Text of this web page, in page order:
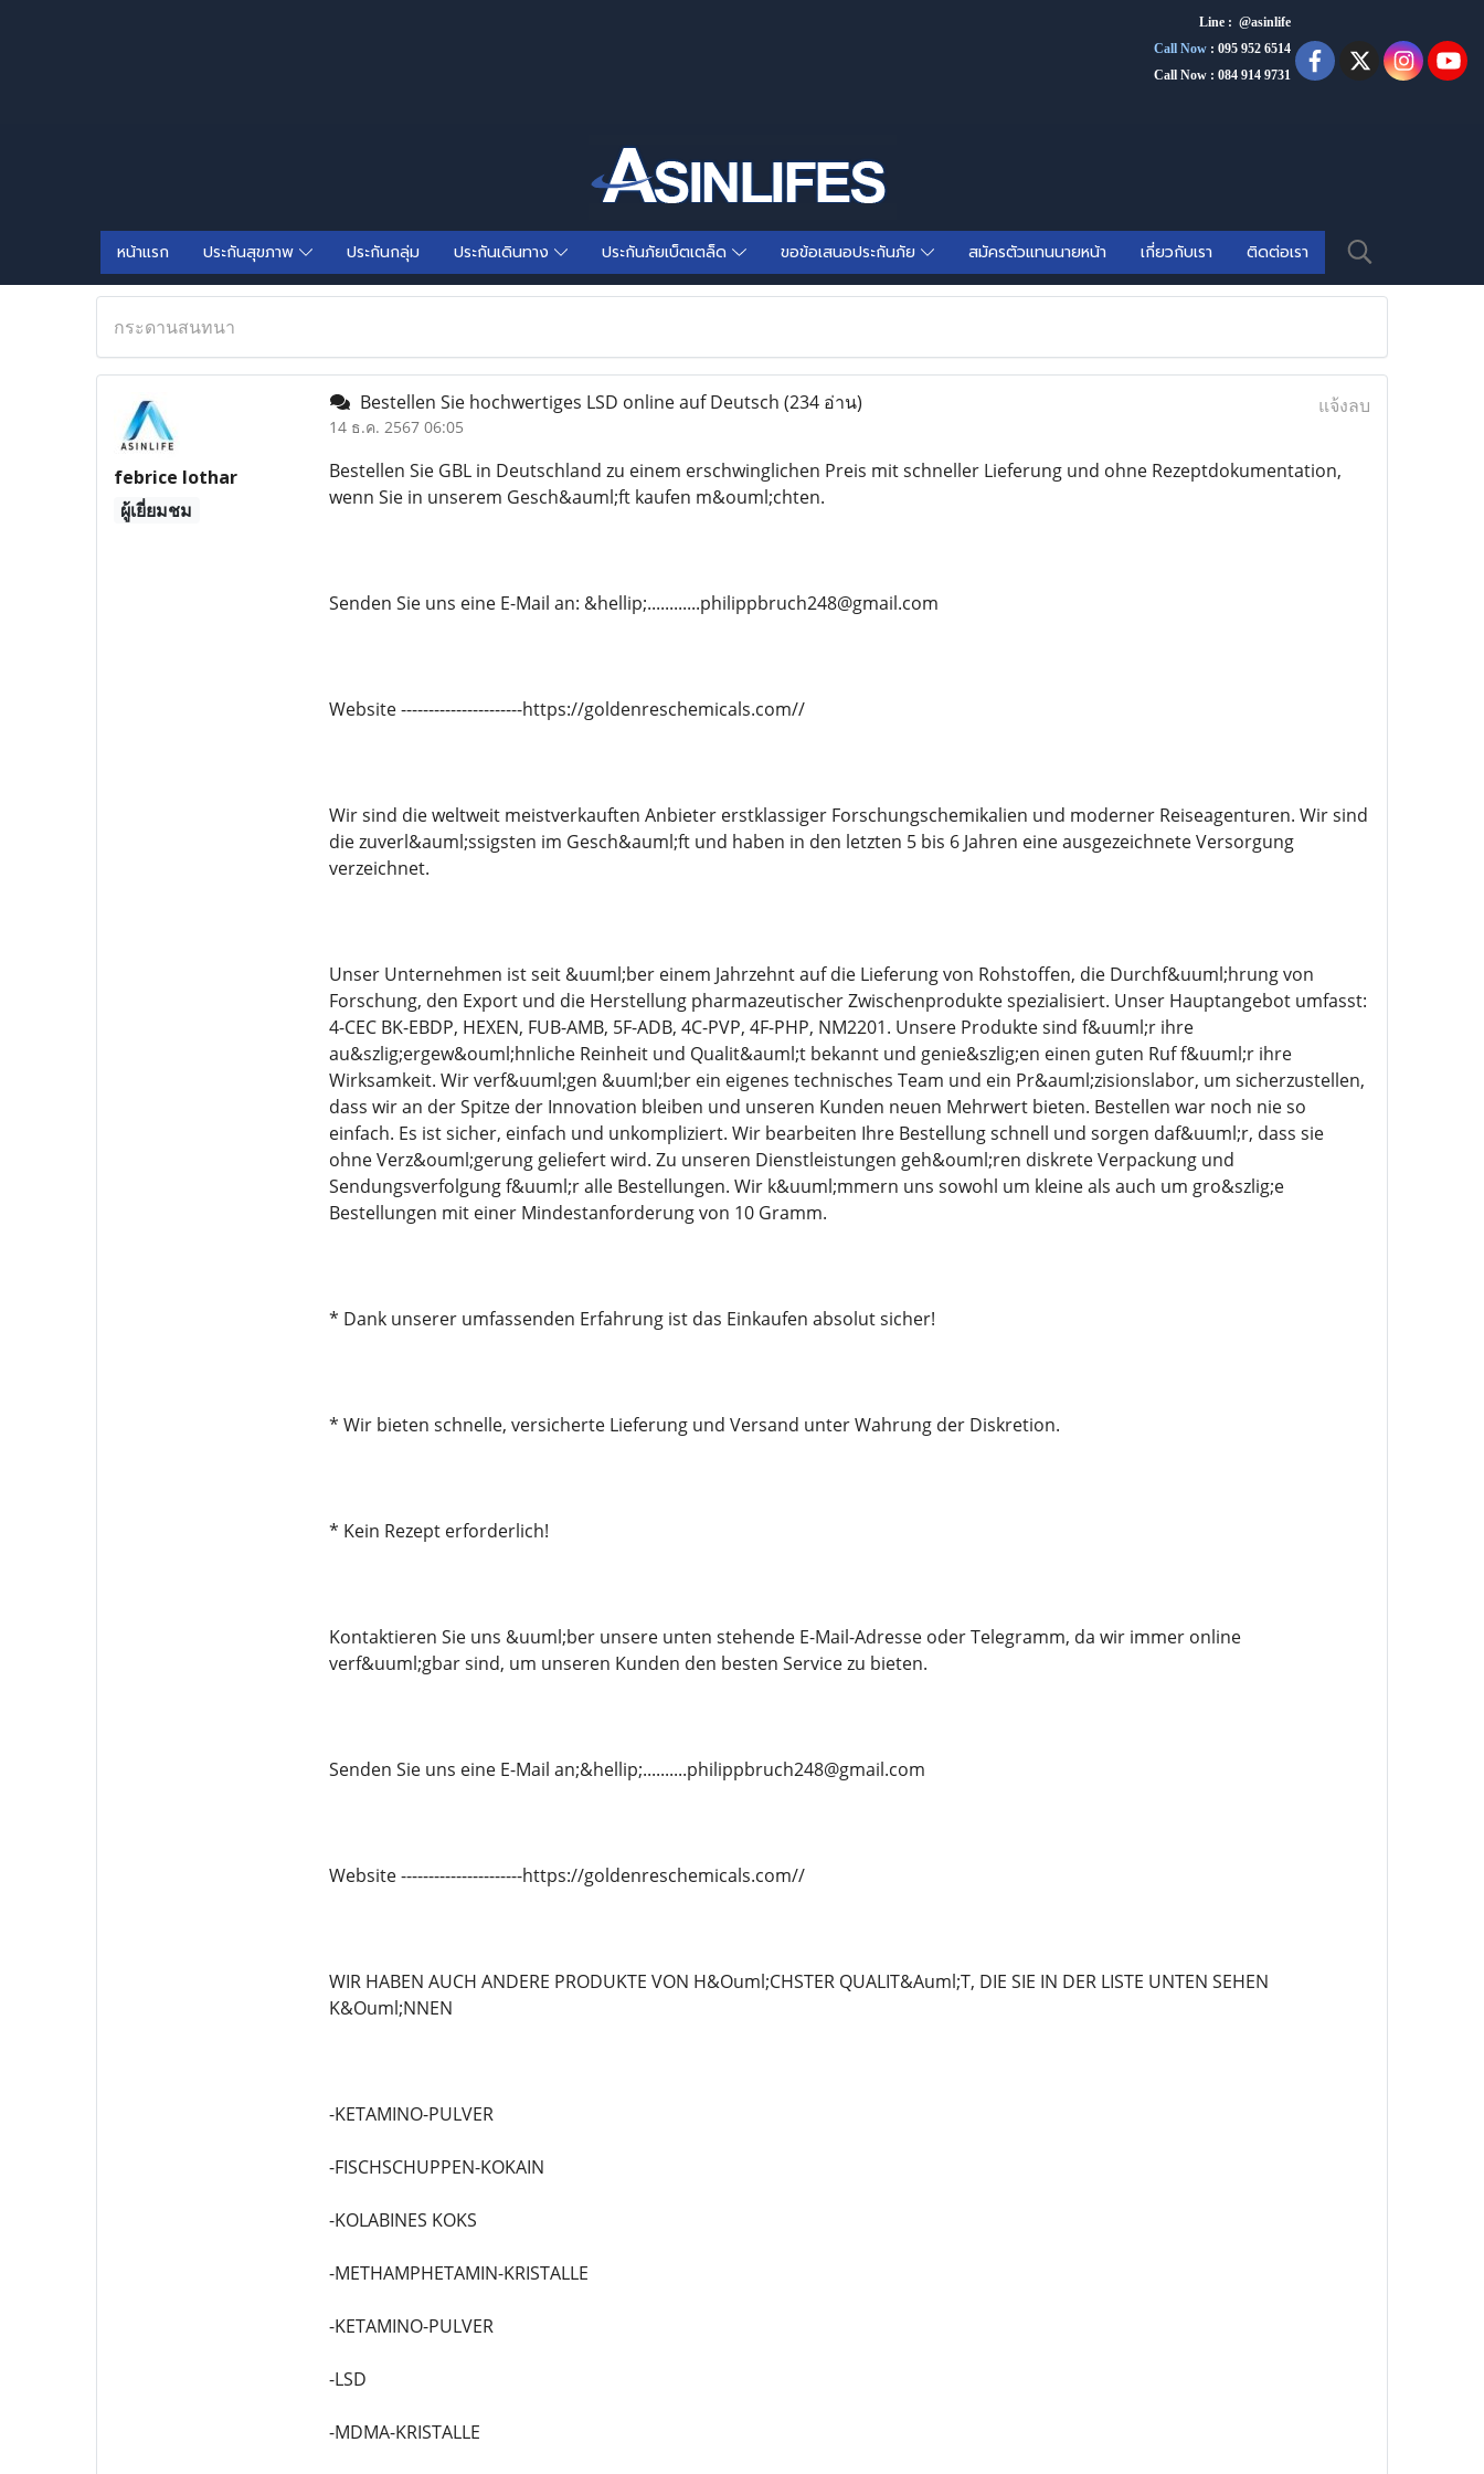
Line : @asinlife
Call Now : 095 952 6514
Call Now : 084 914 9731
หน้าแรก ประกันสุขภาพ ประกันกลุ่ม ประกันเดินทาง ประกันภัยเบ็ตเตล็ด ขอข้อเสนอประกันภัย สมัครตัวแทนนายหน้า เกี่ยวกับเรา ติดต่อเรา
กระดานสนทนา
febrice lothar
ผู้เยี่ยมชม
Bestellen Sie hochwertiges LSD online auf Deutsch (234 อ่าน)
14 ธ.ค. 2567 06:05
แจ้งลบ
Bestellen Sie GBL in Deutschland zu einem erschwinglichen Preis mit schneller Lieferung und ohne Rezeptdokumentation,
wenn Sie in unserem Gesch&auml;ft kaufen m&ouml;chten.
Senden Sie uns eine E-Mail an: &hellip;............philippbruch248@gmail.com
Website ----------------------https://goldenreschemicals.com//
Wir sind die weltweit meistverkauften Anbieter erstklassiger Forschungschemikalien und moderner Reiseagenturen. Wir sind
die zuverl&auml;ssigsten im Gesch&auml;ft und haben in den letzten 5 bis 6 Jahren eine ausgezeichnete Versorgung
verzeichnet.
Unser Unternehmen ist seit &uuml;ber einem Jahrzehnt auf die Lieferung von Rohstoffen, die Durchf&uuml;hrung von
Forschung, den Export und die Herstellung pharmazeutischer Zwischenprodukte spezialisiert. Unser Hauptangebot umfasst:
4-CEC BK-EBDP, HEXEN, FUB-AMB, 5F-ADB, 4C-PVP, 4F-PHP, NM2201. Unsere Produkte sind f&uuml;r ihre
au&szlig;ergew&ouml;hnliche Reinheit und Qualit&auml;t bekannt und genie&szlig;en einen guten Ruf f&uuml;r ihre
Wirksamkeit. Wir verf&uuml;gen &uuml;ber ein eigenes technisches Team und ein Pr&auml;zisionslabor, um sicherzustellen,
dass wir an der Spitze der Innovation bleiben und unseren Kunden neuen Mehrwert bieten. Bestellen war noch nie so
einfach. Es ist sicher, einfach und unkompliziert. Wir bearbeiten Ihre Bestellung schnell und sorgen daf&uuml;r, dass sie
ohne Verz&ouml;gerung geliefert wird. Zu unseren Dienstleistungen geh&ouml;ren diskrete Verpackung und
Sendungsverfolgung f&uuml;r alle Bestellungen. Wir k&uuml;mmern uns sowohl um kleine als auch um gro&szlig;e
Bestellungen mit einer Mindestanforderung von 10 Gramm.
* Dank unserer umfassenden Erfahrung ist das Einkaufen absolut sicher!
* Wir bieten schnelle, versicherte Lieferung und Versand unter Wahrung der Diskretion.
* Kein Rezept erforderlich!
Kontaktieren Sie uns &uuml;ber unsere unten stehende E-Mail-Adresse oder Telegramm, da wir immer online
verf&uuml;gbar sind, um unseren Kunden den besten Service zu bieten.
Senden Sie uns eine E-Mail an;&hellip;..........philippbruch248@gmail.com
Website ----------------------https://goldenreschemicals.com//
WIR HABEN AUCH ANDERE PRODUKTE VON H&Ouml;CHSTER QUALIT&Auml;T, DIE SIE IN DER LISTE UNTEN SEHEN
K&Ouml;NNEN
-KETAMINO-PULVER
-FISCHSCHUPPEN-KOKAIN
-KOLABINES KOKS
-METHAMPHETAMIN-KRISTALLE
-KETAMINO-PULVER
-LSD
-MDMA-KRISTALLE